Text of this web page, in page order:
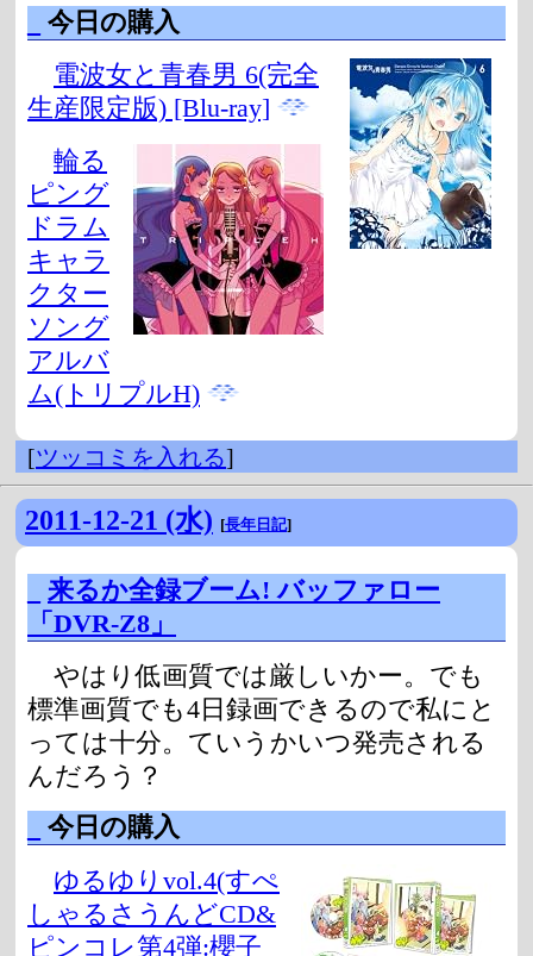
今日の購入
電波女と青春男 6(完全
生産限定版) [Blu-ray]
輪る
ピング
ドラム
キャラ
クター
ソング
アルバ
ム(トリプルH)
[ツッコミを入れる]
2011-12-21 (水) [長年日記]
来るか全録ブーム! バッファロー
「DVR-Z8」
やはり低画質では厳しいかー。でも
標準画質でも4日録画できるので私にと
っては十分。ていうかいつ発売される
んだろう？
今日の購入
ゆるゆりvol.4(すぺ
しゃるさうんどCD&
ピンコレ第4弾:櫻子